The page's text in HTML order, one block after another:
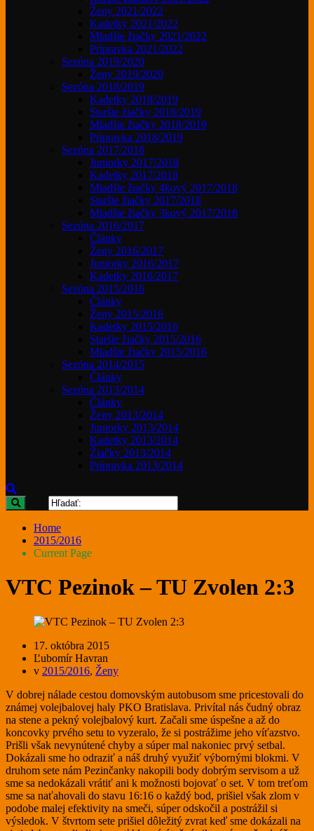
Ženy 2021/2022
Kadetky 2021/2022
Mladšie žiačky 2021/2022
Prípravka 2021/2022
Sezóna 2019/2020
Ženy 2019/2020
Sezóna 2018/2019
Kadetky 2018/2019
Staršie žiačky 2018/2019
Mladšie žiačky 2018/2019
Prípravka 2018/2019
Sezóna 2017/2018
Juniorky 2017/2018
Kadetky 2017/2018
Mladšie žiačky 4kový 2017/2018
Staršie žiačky 2017/2018
Mladšie žiačky 3kový 2017/2018
Sezóna 2016/2017
Články
Ženy 2016/2017
Juniorky 2016/2017
Kadetky 2016/2017
Sezóna 2015/2016
Články
Ženy 2015/2016
Kadetky 2015/2016
Staršie žiačky 2015/2016
Mladšie žiačky 2015/2016
Sezóna 2014/2015
Články
Sezóna 2013/2014
Články
Ženy 2013/2014
Juniorky 2013/2014
Kadetky 2013/2014
Žiačky 2013/2014
Prípravka 2013/2014
Home
2015/2016
Current Page
VTC Pezinok – TU Zvolen 2:3
17. októbra 2015
Ľubomír Havran
v 2015/2016, Ženy
V dobrej nálade cestou domovským autobusom sme pricestovali do
známej volejbalovej haly PKO Bratislava. Privítal nás čudný obraz
na stene a pekný volejbalový kurt. Začali sme úspešne a až do
koncovky prvého setu to vyzeralo, že si postrážime jeho víťazstvo.
Prišli však nevynútené chyby a súper mal nakoniec prvý setbal.
Dokázali sme ho odraziť a náš druhý využiť výbornými blokmi. V
druhom sete nám Pezinčanky nakopili body dobrým servisom a už
sme sa nedokázali vrátiť ani k možnosti bojovať o set. V tom treťom
sme sa naťahovali do stavu 16:16 o každý bod, prišiel však zlom v
podobe malej efektivity na smeči, súper odskočil a postrážil si
výsledok. V štvrtom sete prišiel dôležitý zvrat keď sme dokázali na